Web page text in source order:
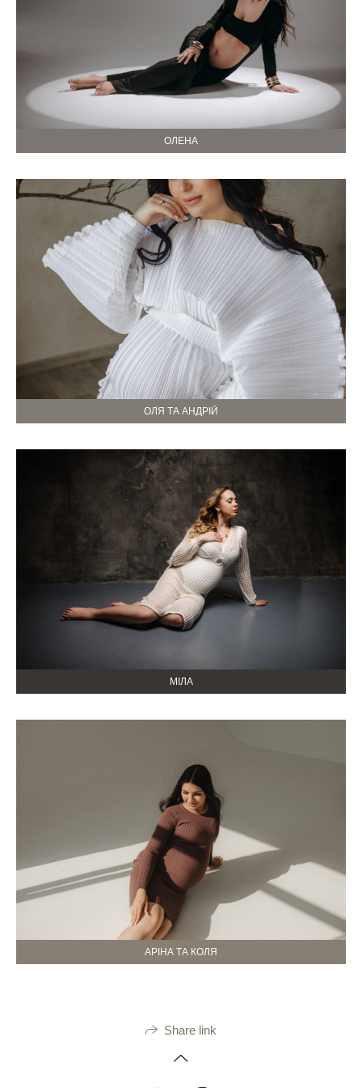
ОЛЕНА
ОЛЯ ТА АНДРІЙ
МІЛА
АРІНА ТА КОЛЯ
Share link